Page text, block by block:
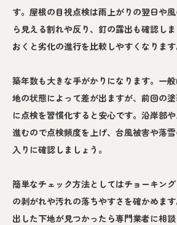
す。屋根の目視点検は雨上がりの翌日や
ら見える割れや反り、釘の露出も確認し
おくと劣化の進行を比較しやすくなります
築年数も大きな手がかりになります。一
地の状態によって差が出ますが、前回の
に点検を習慣化すると安心です。沿岸部
進むので点検頻度を上げ、台風被害や落
入りに確認しましょう。
簡単なチェック方法としてはチョーキン
の剥がれや汚れの落ちやすさを確かめま
出した下地が見つかったら専門業者に相